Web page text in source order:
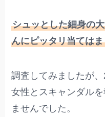
シュッとした細身の
んにピッタリ当ては
調査してみましたが
女性とスキャンダル
ませんでした。